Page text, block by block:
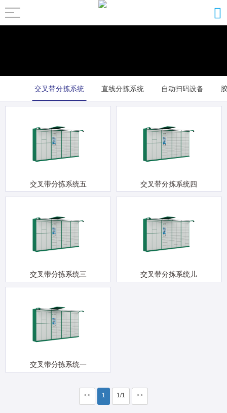
交叉带分拣系统 直线分拣系统 自动扫码设备
交叉带分拣系统五 交叉带分拣系统四
交叉带分拣系统三 交叉带分拣系统儿
交叉带分拣系统一
<< 1 1/1 >>